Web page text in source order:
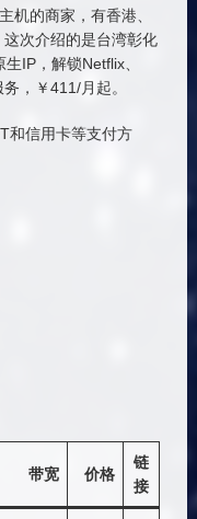
机的商家，有香港、
次介绍的是台湾彰化
IP，解锁Netflix、
，￥411/月起。
和信用卡等支付方
带宽 价格
链
接